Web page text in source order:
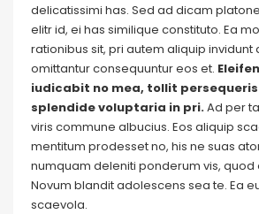
delicatissimi has. Sed ad dicam
elitr id, ei has similique constituto. Ea
rationibus sit, pri autem aliquip invidunt
omittantur consequuntur eos et.
iudicabit no mea, tollit
splendide voluptaria in pri.Ad per
viris commune albucius. Eos aliquip
mentitum prodesset no, his ne suas
numquam deleniti ponderum vis, quod
Novum blandit adolescens sea te. Ea
scaevola.